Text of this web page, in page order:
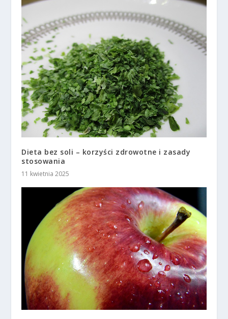
Dieta bez soli – korzyści zdrowotne i zasady
stosowania
11 kwietnia 2025